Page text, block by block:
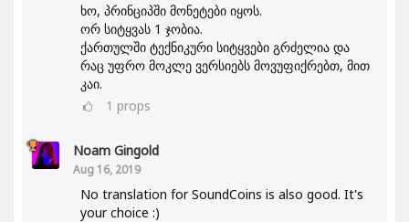
ხო, პრინციპში მონეტები იყოს.
ორ სიტყვას 1 ჯობია.
ქართულში ტექნიკური სიტყვები გრძელია და
რაც უფრო მოკლე ვერსიებს მოვუფიქრებთ, მით
კაი.
1 props
Noam Gingold
Aug 16, 2019
No translation for SoundCoins is also good. It's
your choice :)